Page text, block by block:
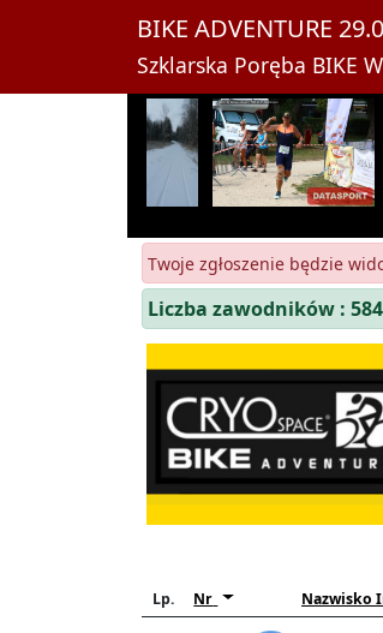
BIKE ADVENTURE
Szklarska Poręba BIKE
Twoje zgłoszenie będzie
Liczba zawodników : 584
Lp. Nr Nazwisko